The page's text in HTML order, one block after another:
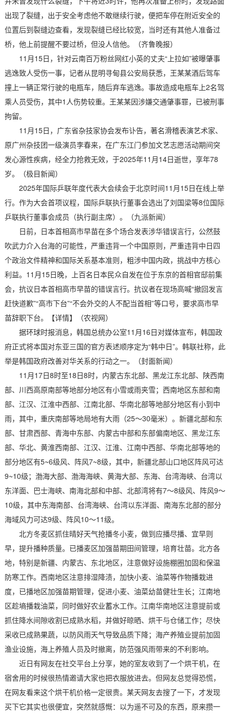
出现了裂缝，出于安全考虑他不敢继续行驶，便把车停在附近安全的
位置后到裂缝边查看，发现裂缝已经比较宽，当时还有其他人准备过
桥，他上前提醒不要过桥，但没人信他。（齐鲁晚报）
11月15日，针对云南百万粉丝网红小英的丈夫“上拉如”被曝肇事
逃逸致人受伤一事，记者从昆明寻甸县公安局获悉，王某某酒后驾车
撞上一辆正常行驶的电瓶车，随后弃车逃逸。事故造成电瓶车上2名驾
乘人员受伤，其中1人伤势较重。王某某因涉嫌交通肇事罪，已被刑事
拘留。
11月15日，广东省杂技家协会发布讣告，著名滑稽表演艺术家、
原广州杂技团一级演员李春来，在广东江门参加文艺志愿活动期间突
发心源性疾病，经全力抢救无效，于2025年11月14日逝世，享年78
岁。（极目新闻）
2025年国际乒联年度代表大会续会于北京时间11月15日在线上举
行。作为大会首项议程，国际乒联执行董事会选出了刘国梁等8位国际
乒联执行董事会成员（执行副主席）。（九派新闻）
日前，日本首相高市早苗在多个场合发表涉华错误言行，公然鼓
吹武力介入台海的可能性，严重违背一个中国原则，严重违背中日四
个政治文件精神和国际关系基本准则，粗涉中国内政，挑战中方核心
利益。11月15日晚，上百名日本民众自发在位于东京的首相官邸前集
会，抗议日本首相高市早苗的错误言行。抗议者在现场高喊“撤回发言
赶快道歉”“高市下台”“不会外交的人不配当首相”等口号，要求高市早
苗辞职下台。【详情】（农视网）
据环球时报消息，韩国总统办公室11月16日对媒体宣布，韩国政
府正式将本国对东亚三国的官方表述顺序定为“韩中日”。韩联社称，此
举是韩国政府改善对华关系的行动之一。（封面新闻）
11月17日8时至18日8时，内蒙古东北部、黑龙江东北部、陕西南
部、川西高原南部等地部分地区有小雪或雨夹雪；西南地区东部和南
部、江汉、江淮中西部、江南北部、华南北部等地部分地区有小到中
雨，其中，重庆南部等地局地有大雨（25～30毫米）。新疆北部和东
部、甘肃西部、青海中东部、内蒙古中部和东部偏南地区、黑龙江东
部、华北、黄淮西南部、江汉、江淮、江南中西部、华南北部等地的
部分地区有5~6级风、阵风7~8级，其中，新疆北部山口地区阵风可达
9~10级；渤海大部、渤海海峡、黄海大部、东海、台湾海峡、台湾以
东洋面、巴士海峡、南海北部和中部、北部湾将有7～8级风、阵风9～
10级，其中东海南部、台湾海峡、台湾以东洋面、南海东北部的部分
海域风力可达9级、阵风10～11级。
北方冬麦区抓住晴好天气抢播冬小麦，做到应播尽播、宜早则
早，提升播种质量。已播麦区加强苗期田间管理，培育壮苗。北方各
地，特别是新疆、内蒙古、东北地区，注意做好设施棚圈加固和保温
防寒工作。西南地区注意排湿降渍，加快小麦、油菜等作物播栽进
度，已播地区加强苗期管理，促进小麦、油菜幼苗健壮生长；江南地
区趁墒播栽油菜，同时做好农业蓄水工作。江南华南地区注意提前或
抓住降水间隙收割已成熟水稻，并做好晾晒、烘干与仓储工作；尽快
采收已成熟果蔬，以防风雨天气导致品质下降；海产养殖业提前加固
渔业设施，海上养殖人员及时撤离，防范强风雨带来的不利影响。
近日有网友在社交平台上分享，她的室友收到了一个烘干机，在
宿舍用的时候很热情邀请大家也把衣服放进去。但网友总觉得恐慌，
在网友看来这个烘干机价格一定很贵。某天网友去搜了一下，才发现
买下它其实也很便宜，突然就感慨：以为遥不可及的东西，原来攒一